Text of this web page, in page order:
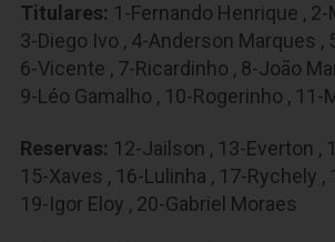
Titulares: 1-Fernando Henrique , 2-
3-Diego Ivo , 4-Anderson Marques ,
6-Vicente , 7-Ricardinho , 8-João
9-Léo Gamalho , 10-Rogerinho , 11-
Reservas: 12-Jailson , 13-Everton ,
15-Xaves , 16-Lulinha , 17-Rychely ,
19-Igor Eloy , 20-Gabriel Moraes